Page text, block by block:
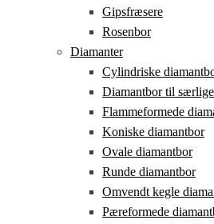
Gipsfræsere
Rosenbor
Diamanter
Cylindriske
Diamantbor til
Flammeformede
Koniske diamantbor
Ovale diamantbor
Runde diamantbor
Omvendt kegle
Pæreformede